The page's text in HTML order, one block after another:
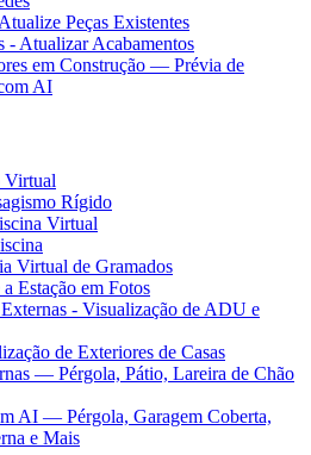
Peças Existentes
- Atualizar Acabamentos
em Construção — Prévia de
AI
Virtual
Rígido
Virtual
Virtual de Gramados
Estação em Fotos
- Visualização de ADU e
de Exteriores de Casas
— Pérgola, Pátio, Lareira de Chão
AI — Pérgola, Garagem Coberta,
e Mais